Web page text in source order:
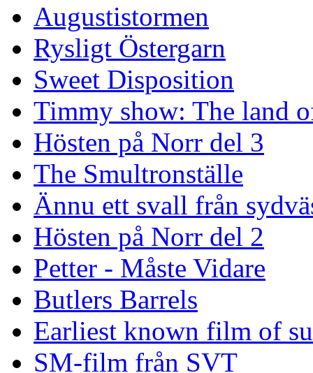
Augustistormen
Rysligt Östergarn
Sweet Disposition
Timmy show: The land
Hösten på Norr del 3
The Smultronställe
Ännu ett svall från
Hösten på Norr del 2
Petter - Måste Vidare
Butlers Barrels
Earliest known film of
SM-film från SVT